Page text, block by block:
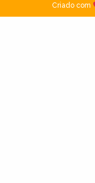
Criado com